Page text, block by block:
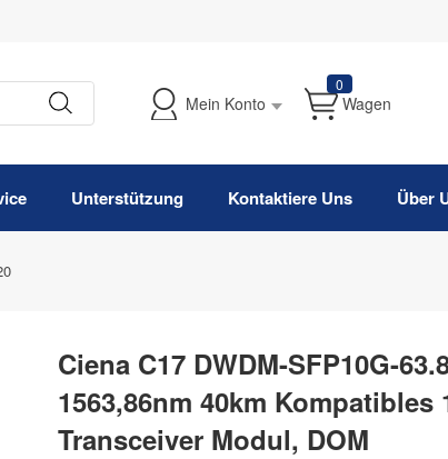
Mein Konto
0
Wagen
Unterstützung Kontaktiere Uns Über
Ciena C17 DWDM-SFP10G-
1563,86nm 40km Kompatibles
Transceiver Modul, DOM